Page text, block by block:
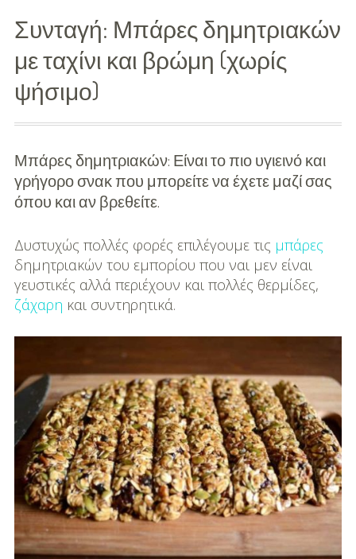
Διασκέδαση
Εκπαίδευση
Βάπτιση
Βάπτισης
Διάσημες
Βαπτίσεις
Σπίτι
Παιδικό Δωμάτιο
Διατροφή-Συνταγές
Συνταγές
Συμβουλές
Διατροφής
Υγεία – Ψυχολογία
Συνταγή: Μπάρες δημητριακών
με ταχίνι και βρώμη (χωρίς
ψήσιμο)
Μπάρες δημητριακών: Είναι το πιο υγιεινό και
γρήγορο σνακ που μπορείτε να έχετε μαζί σας
όπου και αν βρεθείτε.
Δυστυχώς πολλές φορές επιλέγουμε τις μπάρες
δημητριακών του εμπορίου που ναι μεν είναι
γευστικές αλλά περιέχουν και πολλές θερμίδες,
ζάχαρη και συντηρητικά.